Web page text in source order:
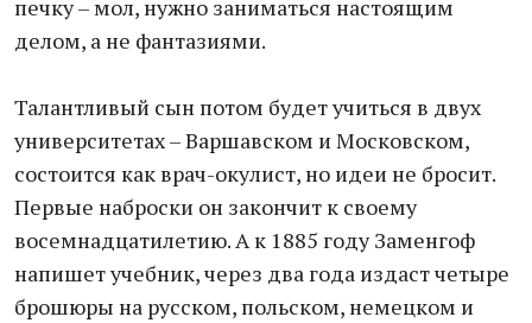
печку – мол, нужно заниматься настоящим
делом, а не фантазиями.
Талантливый сын потом будет учиться в двух
университетах – Варшавском и Московском,
состоится как врач-окулист, но идеи не бросит.
Первые наброски он закончит к своему
восемнадцатилетию. А к 1885 году Заменгоф
напишет учебник, через два года издаст четыре
брошюры на русском, польском, немецком и